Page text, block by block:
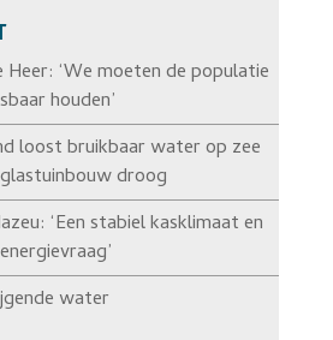
Heer: ‘We moeten de populatie
houden’
loost bruikbaar water op zee
droog
‘Een stabiel kasklimaat en
water